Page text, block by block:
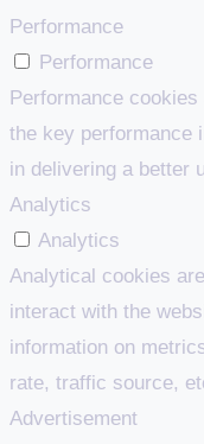
Performance
Performance
Performance
the key performance
in delivering a better
Analytics
Analytics
Analytical cookies
interact with the
information on
rate, traffic source,
Advertisement